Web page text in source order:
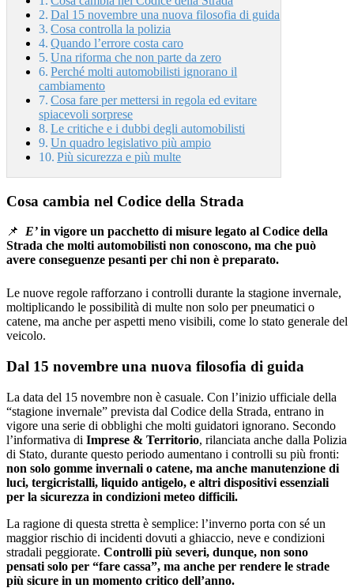
Dal 15 novembre una nuova filosofia di guida
Cosa controlla la polizia
Quando l’errore costa caro
Una riforma che non parte da zero
Perché molti automobilisti ignorano il
cambiamento
Cosa fare per mettersi in regola ed evitare
spiacevoli sorprese
Le critiche e i dubbi degli automobilisti
Un quadro legislativo più ampio
Più sicurezza e più multe
Cosa cambia nel Codice della Strada
📌 E’in vigore un pacchetto di misure legato al Codice della
Strada che molti automobilisti non conoscono, ma che può
avere conseguenze pesanti per chi non è preparato.
Le nuove regole rafforzano i controlli durante la stagione invernale,
moltiplicando le possibilità di multe non solo per pneumatici o
catene, ma anche per aspetti meno visibili, come lo stato generale del
veicolo.
Dal 15 novembre una nuova filosofia di guida
La data del 15 novembre non è casuale. Con l’inizio ufficiale della
“stagione invernale” prevista dal Codice della Strada, entrano in
vigore una serie di obblighi che molti guidatori ignorano. Secondo
l’informativa di Imprese & Territorio, rilanciata anche dalla Polizia
di Stato, durante questo periodo aumentano i controlli su più fronti:
non solo gomme invernali o catene, ma anche manutenzione di
luci, tergicristalli, liquido antigelo, e altri dispositivi essenziali
per la sicurezza in condizioni meteo difficili.
La ragione di questa stretta è semplice: l’inverno porta con sé un
maggior rischio di incidenti dovuti a ghiaccio, neve e condizioni
stradali peggiorate. Controlli più severi, dunque, non sono
pensati solo per “fare cassa”, ma anche per rendere le strade
più sicure in un momento critico dell’anno.